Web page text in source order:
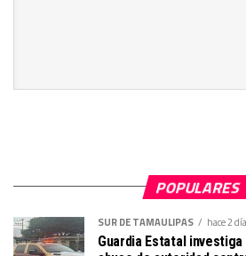
POPULARES
SUR DE TAMAULIPAS hace 2
Guardia Estatal